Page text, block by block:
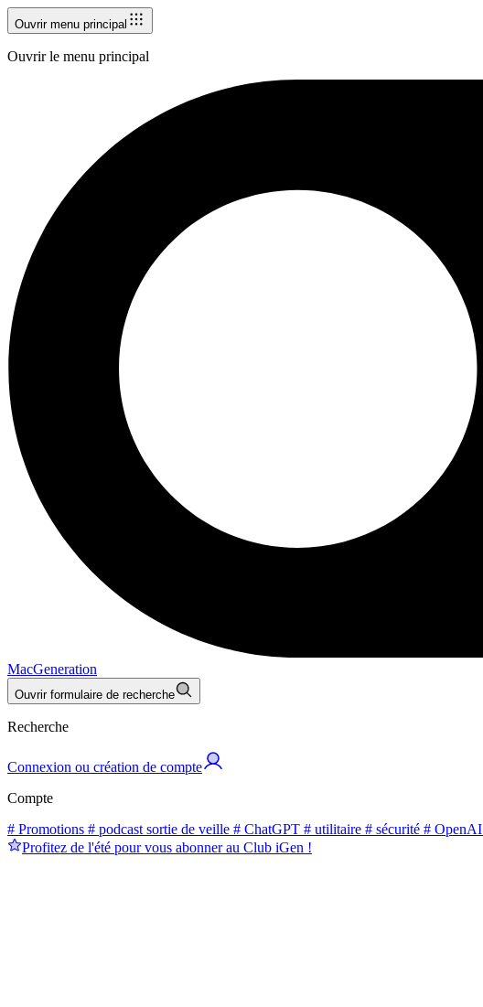
Ouvrir menu principal
Ouvrir le menu principal
MacGeneration
Ouvrir formulaire de recherche
Recherche
Connexion ou création de compte
Compte
# Promotions # podcast sortie de veille # ChatGPT # utilitaire # sécurité # OpenAI
Profitez de l'été pour vous abonner au Club iGen !